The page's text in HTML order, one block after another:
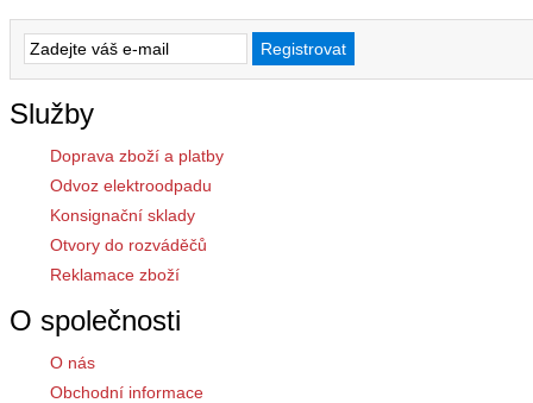
Služby
Doprava zboží a platby
Odvoz elektroodpadu
Konsignační sklady
Otvory do rozváděčů
Reklamace zboží
O společnosti
O nás
Obchodní informace